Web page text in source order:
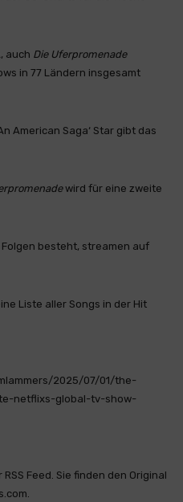
auch Die Uferpromenade
in 77 Ländern insgesamt
American Saga‘ Star gibt das
wird für eine zweite
besteht, streamen auf
Liste aller Songs in der Hit
2025/07/01/the-
netflixs-global-tv-show-
Feed. Sie finden den Original